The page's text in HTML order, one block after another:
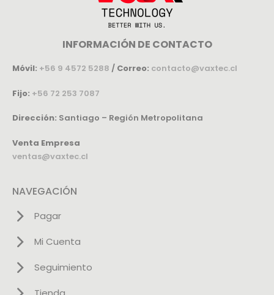
INFORMACIÓN DE CONTACTO
Móvil: +56 9 4572 5288 / Correo: contacto@vaxtec.cl
Fijo: +56 72 253 7087
Dirección: Santiago – Región Metropolitana
Venta Empresa
ventas@vaxtec.cl
NAVEGACIÓN
Pagar
Mi Cuenta
Seguimiento